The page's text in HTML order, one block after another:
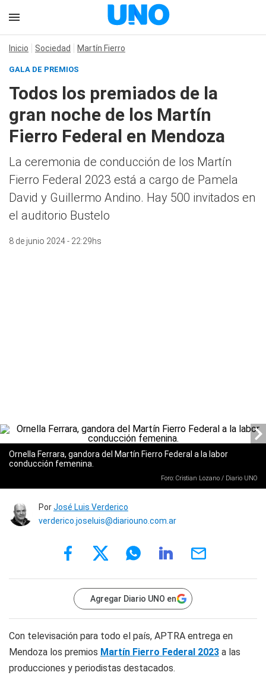
Inicio Sociedad Martín Fierro
GALA DE PREMIOS
Todos los premiados de la
gran noche de los Martín
Fierro Federal en Mendoza
La ceremonia de conducción de los Martín
Fierro Federal 2023 está a cargo de Pamela
David y Guillermo Andino. Hay 500 invitados en
el auditorio Bustelo
8 de junio 2024 - 22:29hs
Ornella Ferrara, gandora del Martín Fierro Federal a la labor
conducción femenina.
Foro: Cristian Lozano / Diario UNO
PorJosé Luis Verderico
verderico.joseluis@diariouno.com.ar
Agregar Diario UNO en
Con televisación para todo el país, APTRA entrega en
Mendoza los premios Martín Fierro Federal 2023 a las
producciones y periodistas destacados.